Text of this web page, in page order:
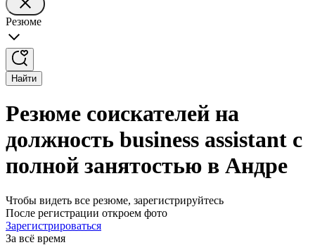
Резюме
Найти
Резюме соискателей на
должность business assistant с
полной занятостью в Андре
Чтобы видеть все резюме, зарегистрируйтесь
После регистрации откроем фото
Зарегистрироваться
За всё время